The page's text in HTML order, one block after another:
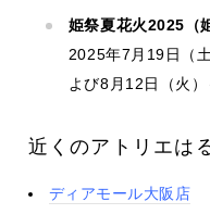
姫祭夏花火2025（
2025年7月19日（
よび8月12日（火）
近くのアトリエは
ディアモール大阪店